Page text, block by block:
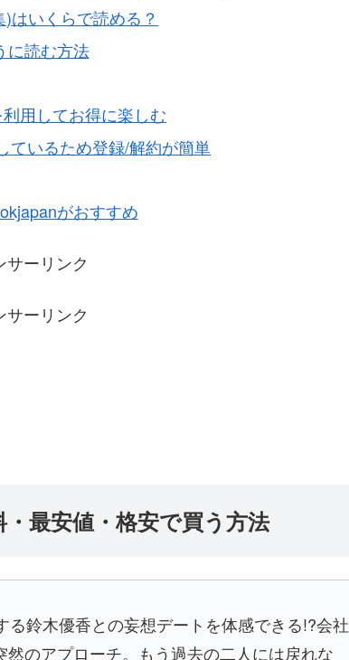
はいくらで読める？
に読む方法
用してお得に楽しむ
ているため登録/解約が簡単
がおすすめ
サーリンク
サーリンク
最安値・格安で買う方法
鈴木優香との妄想デートを体感できる!?会社
のアプローチ。もう過去の二人には戻れな